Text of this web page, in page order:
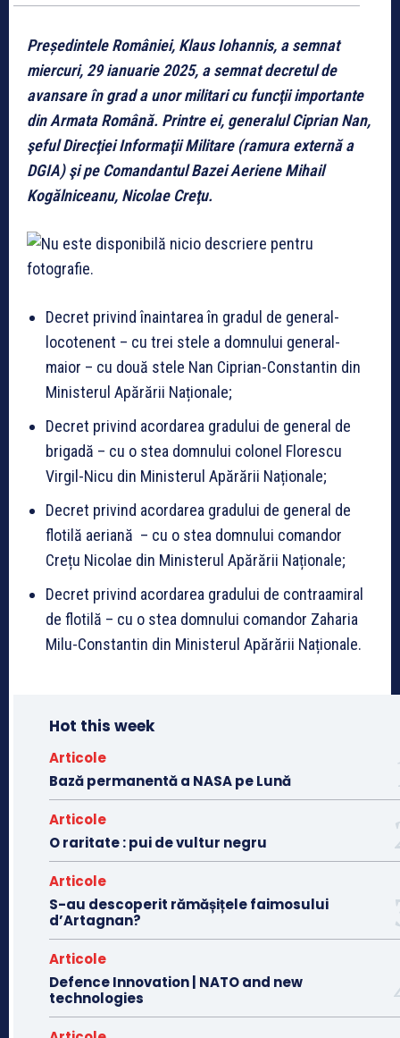
Președintele României, Klaus Iohannis, a semnat
miercuri, 29 ianuarie 2025, a semnat decretul de
avansare în grad a unor militari cu funcţii importante
din Armata Română. Printre ei, generalul Ciprian Nan,
şeful Direcţiei Informaţii Militare (ramura externă a
DGIA) şi pe Comandantul Bazei Aeriene Mihail
Kogălniceanu, Nicolae Creţu.
Decret privind înaintarea în gradul de general-
locotenent – cu trei stele a domnului general-
maior – cu două stele Nan Ciprian-Constantin din
Ministerul Apărării Naționale;
Decret privind acordarea gradului de general de
brigadă – cu o stea domnului colonel Florescu
Virgil-Nicu din Ministerul Apărării Naționale;
Decret privind acordarea gradului de general de
flotilă aeriană – cu o stea domnului comandor
Crețu Nicolae din Ministerul Apărării Naționale;
Decret privind acordarea gradului de contraamiral
de flotilă – cu o stea domnului comandor Zaharia
Milu-Constantin din Ministerul Apărării Naționale.
Hot this week
Articole
Bază permanentă a NASA pe Lună
Articole
O raritate : pui de vultur negru
Articole
S-au descoperit rămășițele faimosului
d’Artagnan?
Articole
Defence Innovation | NATO and new
technologies